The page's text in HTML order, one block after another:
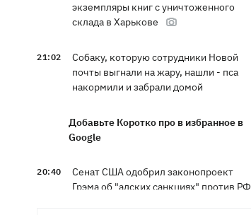
экземпляры книг с уничтоженного
склада в Харькове
21:02
Собаку, которую сотрудники Новой
почты выгнали на жару, нашли - пса
накормили и забрали домой
Добавьте Коротко про в избранное в
Google
20:40
Сенат США одобрил законопроект
Грэма об "адских санкциях" против РФ